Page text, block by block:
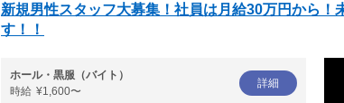
新規男性スタッフ大募集！社員は月給30万円から
す！！
ホール・黒服（バイト）
時給 ¥1,600〜
詳細